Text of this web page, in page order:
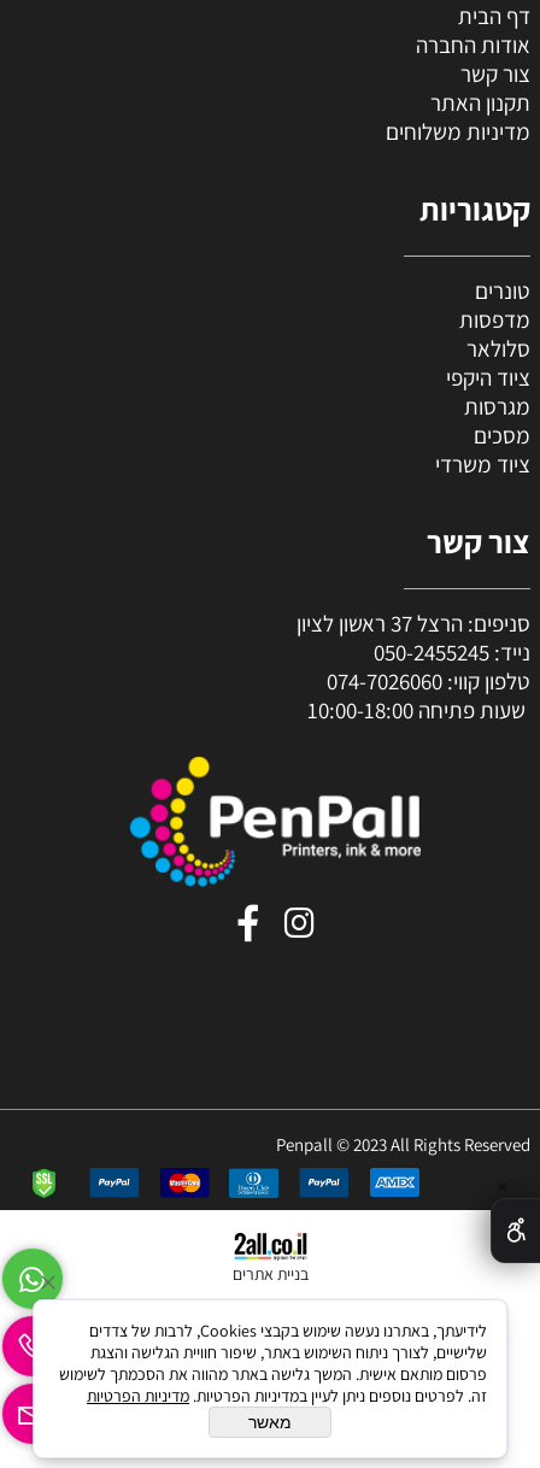
דף הבית
אודות החברה
צור קשר
תקנון האתר
מדיניות משלוחים
קטגוריות
טונרים
מדפסות
סלולאר
ציוד היקפי
מגרסות
מסכים
ציוד משרדי
צור קשר
סניפים: הרצל 37 ראשון לציון
נייד: 050-2455245
טלפון קווי: 074-7026060
שעות פתיחה 10:00-18:00
Penpall © 2023 All Rights Reserved
בניית אתרים
לידיעתך, באתרנו נעשה שימוש בקבצי Cookies, לרבות של צדדים
שלישיים, לצורך ניתוח השימוש באתר, שיפור חוויית הגלישה והצגת
פרסום מותאם אישית. המשך גלישה באתר מהווה את הסכמתך לשימוש
זה. לפרטים נוספים ניתן לעיין במדיניות הפרטיות. מדיניות הפרטיות
מאשר